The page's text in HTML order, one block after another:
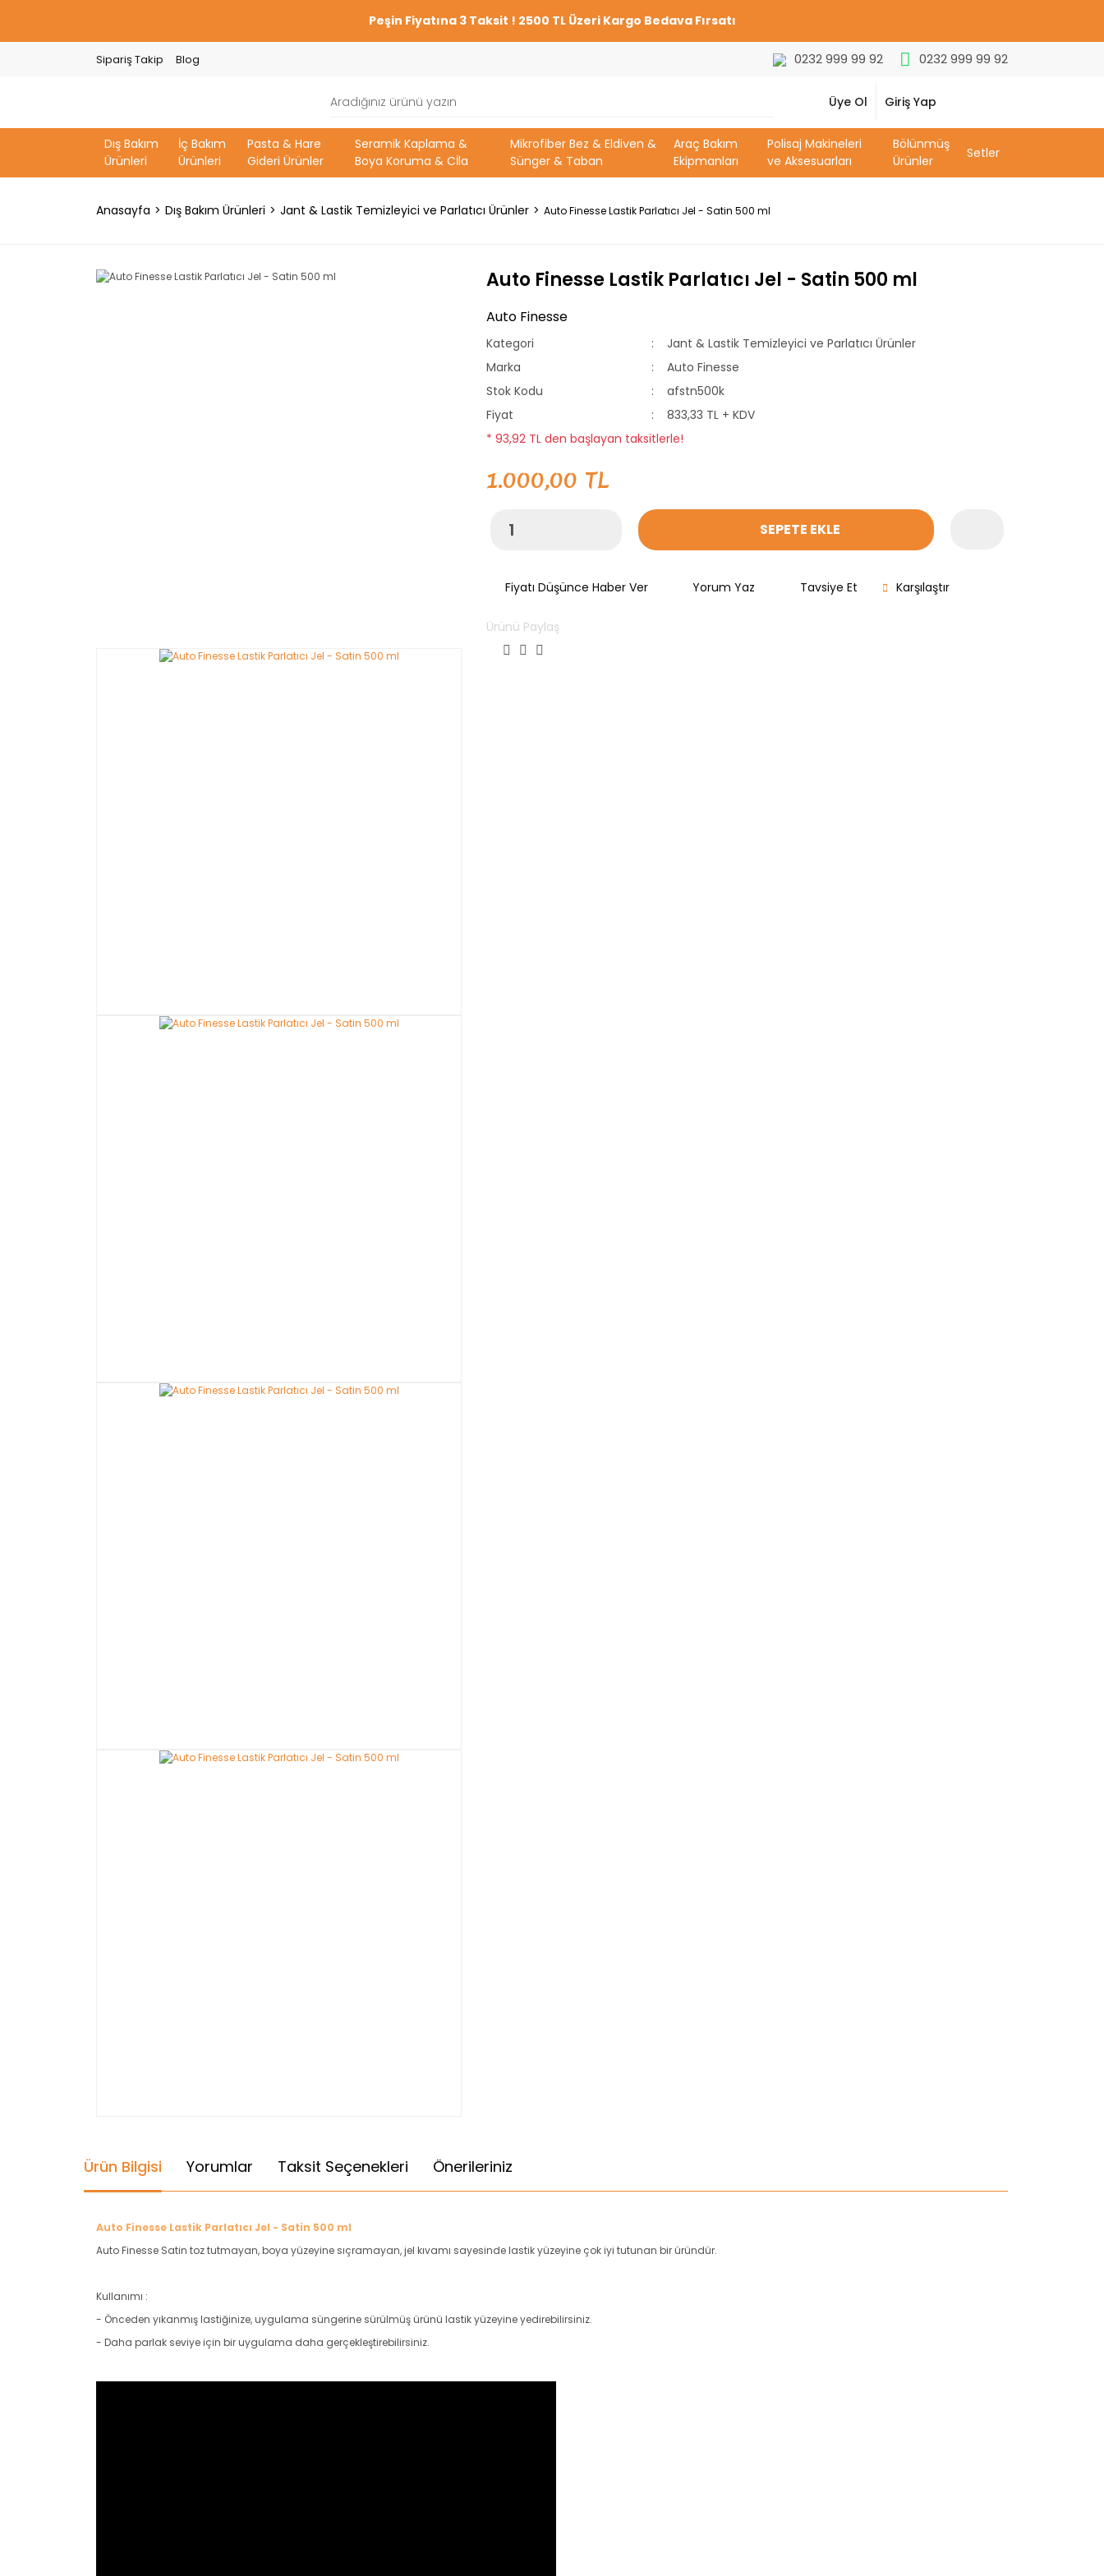
Peşin Fiyatına 3 Taksit ! 2500 TL Üzeri Kargo Bedava Fırsatı
Sipariş Takip Blog 0232 999 99 92 0232 999 99 92
Üye Ol Giriş Yap
Dış Bakım
Ürünleri
İç Bakım
Ürünleri
Pasta & Hare
Gideri Ürünler
Seramik Kaplama &
Boya Koruma & Cİla
Mikrofiber Bez & Eldiven &
Sünger & Taban
Araç Bakım
Ekipmanları
Polisaj Makineleri
ve Aksesuarları
Bölünmüş
Ürünler
Setler
Anasayfa Dış Bakım Ürünleri Jant & Lastik Temizleyici ve Parlatıcı Ürünler Auto Finesse Lastik Parlatıcı Jel - Satin 500 ml
Auto Finesse Lastik Parlatıcı Jel - Satin 500 ml
Auto Finesse
Kategori
Jant & Lastik Temizleyici ve Parlatıcı Ürünler
Marka
Auto Finesse
Stok Kodu
afstn500k
Fiyat
833,33 TL + KDV
* 93,92 TL den başlayan taksitlerle!
1.000,00 TL
SEPETE EKLE
Fiyatı Düşünce Haber Ver Yorum Yaz Tavsiye Et Karşılaştır
Ürünü Paylaş
Ürün Bilgisi Yorumlar Taksit Seçenekleri Önerileriniz
Auto Finesse Lastik Parlatıcı Jel - Satin 500 ml
Auto Finesse Satin toz tutmayan, boya yüzeyine sıçramayan, jel kıvamı sayesinde lastik yüzeyine çok iyi tutunan bir üründür.
Kullanımı :
- Önceden yıkanmış lastiğinize, uygulama süngerine sürülmüş ürünü lastik yüzeyine yedirebilirsiniz.
- Daha parlak seviye için bir uygulama daha gerçekleştirebilirsiniz.